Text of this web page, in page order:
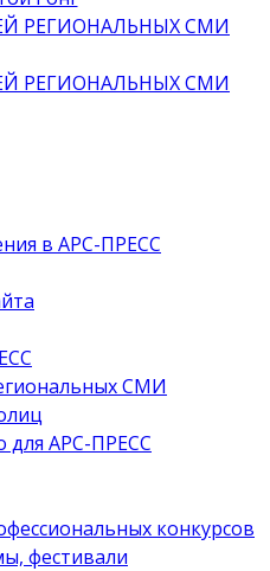
в АРС-ПРЕСС
СМИ
для АРС-ПРЕСС
конкурсов
фестивали